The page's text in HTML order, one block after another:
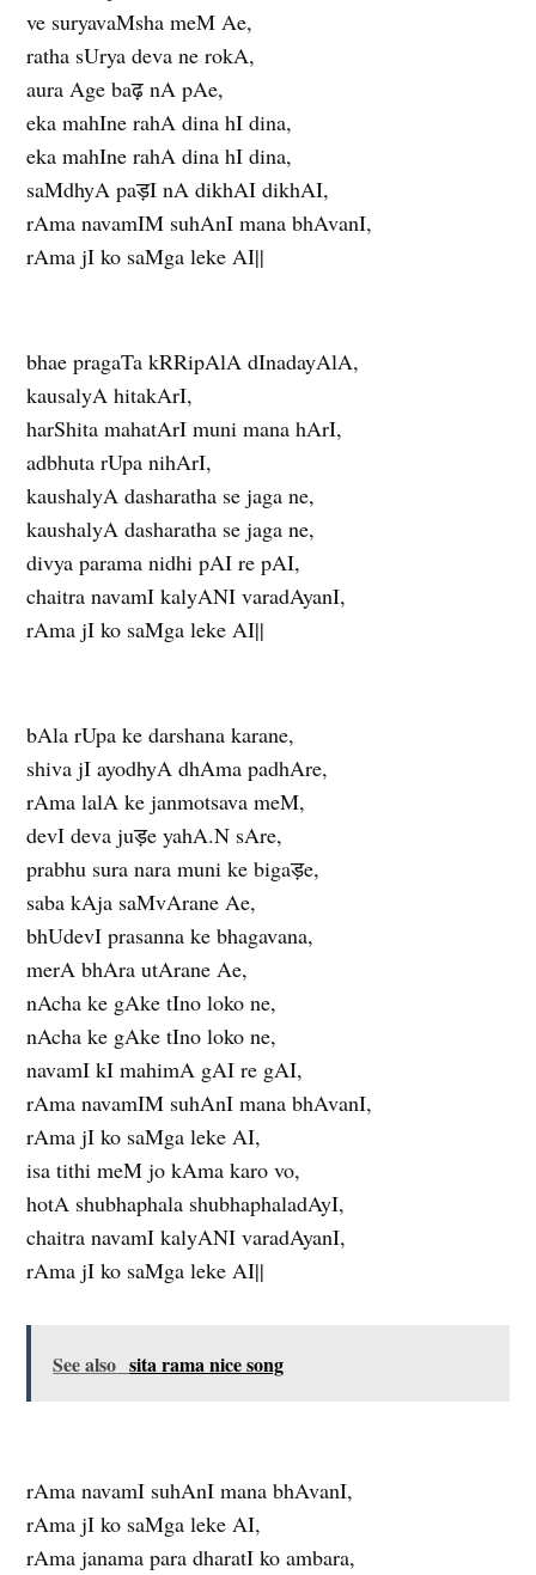
ve suryavaMsha meM Ae,
ratha sUrya deva ne rokA,
aura Age baढ़ nA pAe,
eka mahIne rahA dina hI dina,
eka mahIne rahA dina hI dina,
saMdhyA paड़I nA dikhAI dikhAI,
rAma navamIM suhAnI mana bhAvanI,
rAma jI ko saMga leke AI||
bhae pragaTa kRRipAlA dInadayAlA,
kausalyA hitakArI,
harShita mahatArI muni mana hArI,
adbhuta rUpa nihArI,
kaushalyA dasharatha se jaga ne,
kaushalyA dasharatha se jaga ne,
divya parama nidhi pAI re pAI,
chaitra navamI kalyANI varadAyanI,
rAma jI ko saMga leke AI||
bAla rUpa ke darshana karane,
shiva jI ayodhyA dhAma padhAre,
rAma lalA ke janmotsava meM,
devI deva juड़e yahA.N sAre,
prabhu sura nara muni ke bigaड़e,
saba kAja saMvArane Ae,
bhUdevI prasanna ke bhagavana,
merA bhAra utArane Ae,
nAcha ke gAke tIno loko ne,
nAcha ke gAke tIno loko ne,
navamI kI mahimA gAI re gAI,
rAma navamIM suhAnI mana bhAvanI,
rAma jI ko saMga leke AI,
isa tithi meM jo kAma karo vo,
hotA shubhaphala shubhaphaladAyI,
chaitra navamI kalyANI varadAyanI,
rAma jI ko saMga leke AI||
See also sita rama nice song
rAma navamI suhAnI mana bhAvanI,
rAma jI ko saMga leke AI,
rAma janama para dharatI ko ambara,